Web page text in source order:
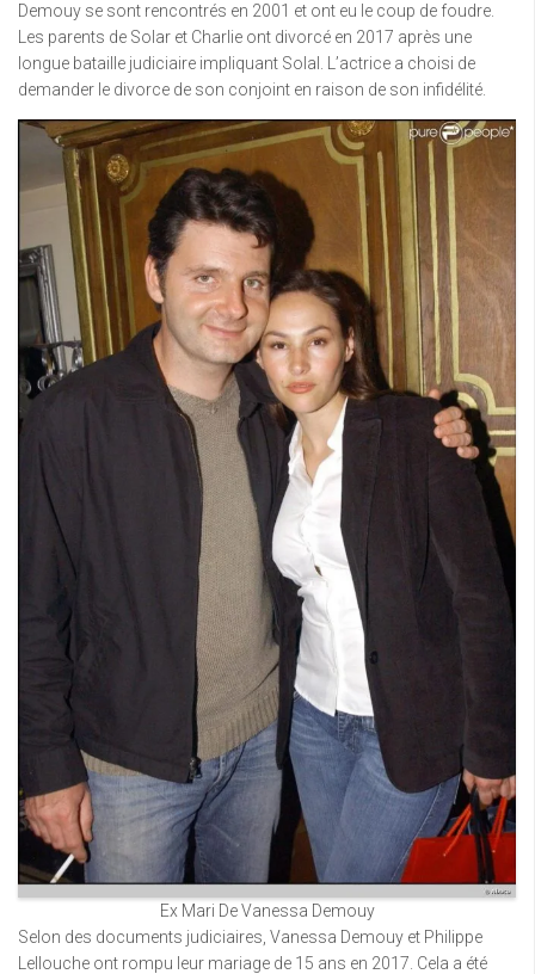
Demouy se sont rencontrés en 2001 et ont eu le coup de foudre.
Les parents de Solar et Charlie ont divorcé en 2017 après une
longue bataille judiciaire impliquant Solal. L’actrice a choisi de
demander le divorce de son conjoint en raison de son infidélité.
Ex Mari De Vanessa Demouy
Selon des documents judiciaires, Vanessa Demouy et Philippe
Lellouche ont rompu leur mariage de 15 ans en 2017. Cela a été